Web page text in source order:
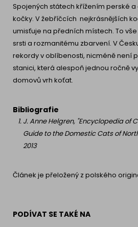
Spojených státech křížením perské
kočky. V žebříčcích nejkrásnějších
umisťuje na předních místech. To
srsti a rozmanitému zbarvení. V
rekordy v oblíbenosti, nicméně není
stanici, která alespoň jednou ročně
domovů vrh koťat.
Bibliografie
J. Anne Helgren, "Encyclopedia of
Guide to the Domestic Cats of
2013
Článek je přeložený z polského
PODÍVAT SE TAKÉ NA